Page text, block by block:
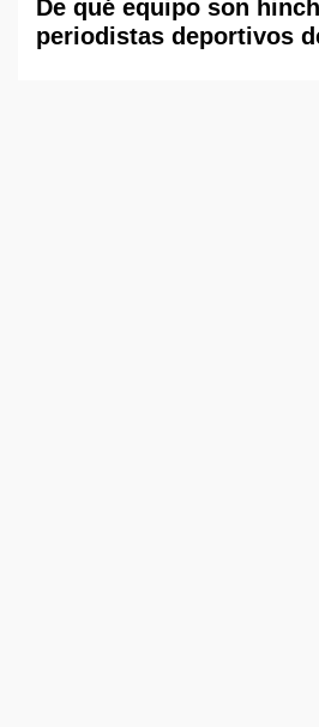
De qué equipo son
periodistas deportivos